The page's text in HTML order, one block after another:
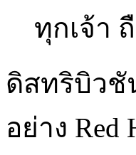
ทุกเจ้า
ดิสทริบิว
อย่าง Red